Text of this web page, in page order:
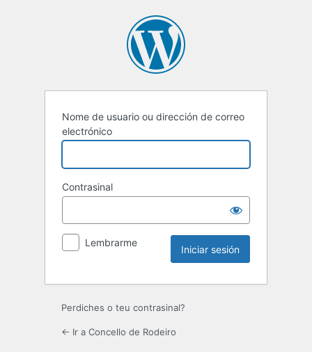
Nome de usuario ou dirección de correo
electrónico
Contrasinal
Lembrarme
Perdiches o teu contrasinal?
← Ir a Concello de Rodeiro